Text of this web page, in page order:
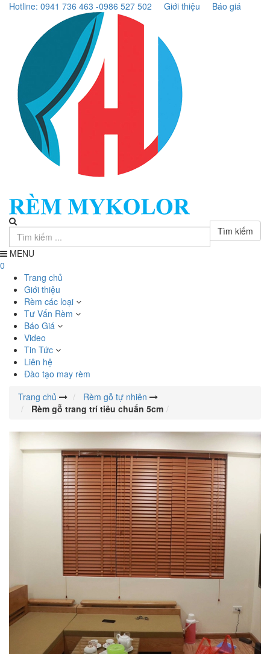
Hotline: 0941 736 463 -0986 527 502 Giới thiệu Báo giá
Tìm kiếm
MENU
0
Trang chủ
Giới thiệu
Rèm các loại
Tư Vấn Rèm
Báo Giá
Video
Tin Tức
Liên hệ
Đào tạo may rèm
Trang chủ
Rèm gỗ tự nhiên
Rèm gỗ trang trí tiêu chuẩn 5cm